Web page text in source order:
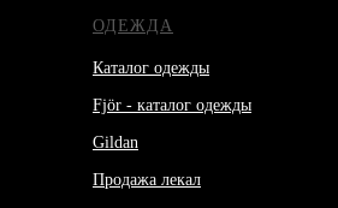
ОДЕЖДА
Каталог одежды
Fjör - каталог одежды
Gildan
Продажа лекал